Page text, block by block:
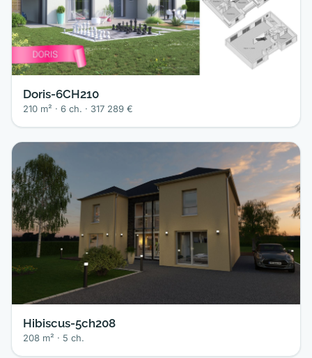
Doris-6CH210
210 m² · 6 ch. · 317 289 €
Hibiscus-5ch208
208 m² · 5 ch.